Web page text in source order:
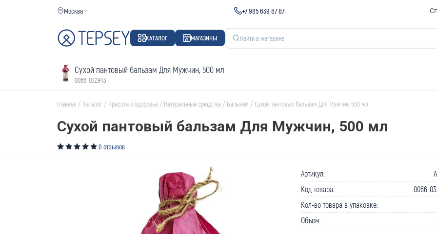
Москва +7 985 639 87 87
КАТАЛОГ МАГАЗИНЫ
Сухой пантовый бальзам Для Мужчин, 500 мл
0066-032943
Главная / Каталог / Красота и здоровье / Натуральные средства / Бальзам / Сухой пантовый бальзам Для Мужчин, 500 мл
Сухой пантовый бальзам Для Мужчин, 500 мл
0 отзывов
Артикул:
Код товара:
0066-
Кол-во товара в упаковке:
Объем: